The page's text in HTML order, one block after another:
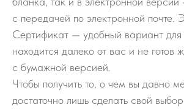
с передачей по электронной почте.
Сертификат — удобный вариант для
находится далеко от вас и не готов
с бумажной версией.
Чтобы получить то, о чем вы давно
достаточно лишь сделать свой